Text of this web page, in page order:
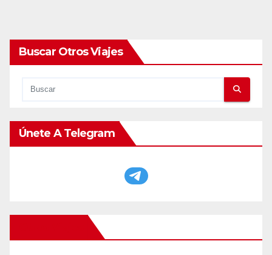
Buscar Otros Viajes
Únete A Telegram